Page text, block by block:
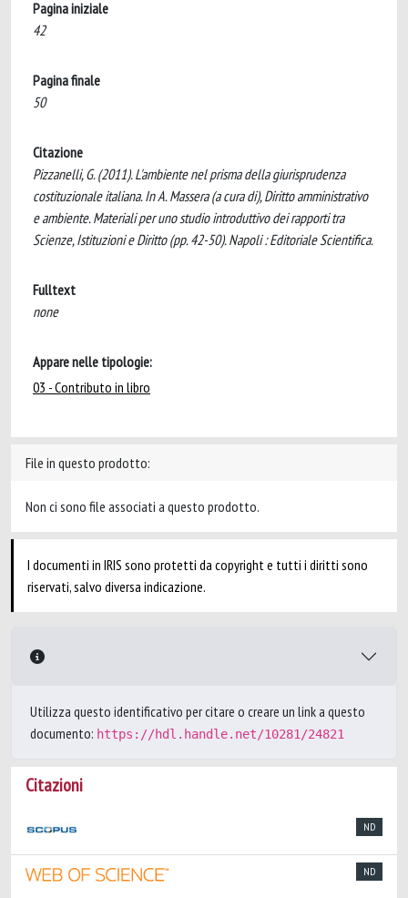
Pagina iniziale
42
Pagina finale
50
Citazione
Pizzanelli, G. (2011). L'ambiente nel prisma della giurisprudenza
costituzionale italiana. In A. Massera (a cura di), Diritto amministrativo
e ambiente. Materiali per uno studio introduttivo dei rapporti tra
Scienze, Istituzioni e Diritto (pp. 42-50). Napoli : Editoriale Scientifica.
Fulltext
none
Appare nelle tipologie:
03 - Contributo in libro
File in questo prodotto:
Non ci sono file associati a questo prodotto.
I documenti in IRIS sono protetti da copyright e tutti i diritti sono
riservati, salvo diversa indicazione.
Utilizza questo identificativo per citare o creare un link a questo
documento: https://hdl.handle.net/10281/24821
Citazioni
ND
ND